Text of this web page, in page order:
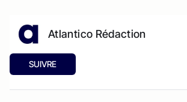
Atlantico Rédaction
SUIVRE